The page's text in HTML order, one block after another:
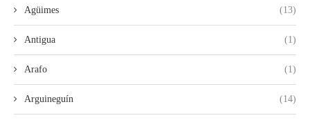
Agüimes (13)
Antigua (1)
Arafo (1)
Arguineguín (14)